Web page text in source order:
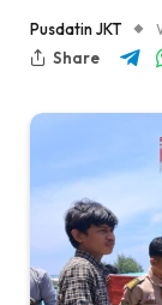
Pusdatin JKT
Share